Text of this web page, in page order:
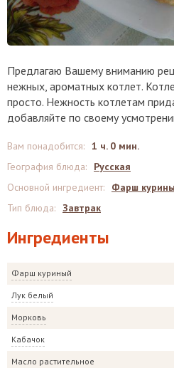
Предлагаю Вашему вниманию
нежных, ароматных котлет.
просто. Нежность котлетам
добавляйте по своему
Ингредиенты
Фарш куриный
Лук белый
Морковь
Кабачок
Масло растительное
Вам понадобится: 1 ч. 0 мин.
География блюда:
Русская
Основной ингредиент:
Фарш
Тип блюда: Завтрак